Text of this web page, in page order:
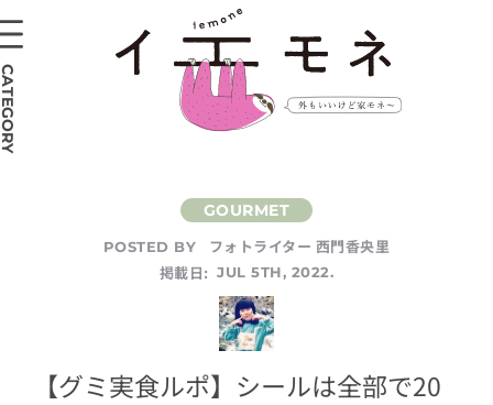
POSTED BY
フォトライター 西門香央里
掲載日: JUL 5TH, 2022.
【グミ実食ルポ】シールは全部で20